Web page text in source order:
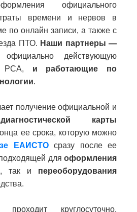
официального
времени и нервов в
по онлайн записи, а также с
ПТО. Наши партнеры —
действующую
РСА, и работающие по
.
получение официальной и
карты
ее срока, которую можно
ЕАИСТОсразу после ее
для оформления
, так и переоборудования
круглосуточно,